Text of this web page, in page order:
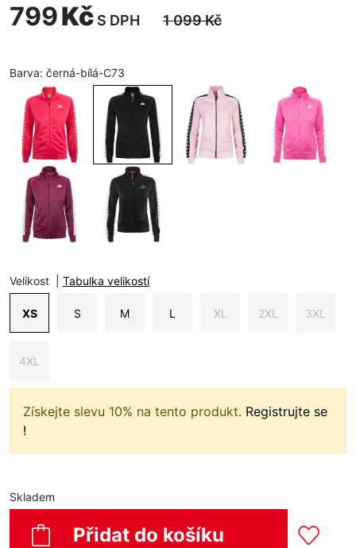
799Kč S DPH 1 099Kč
Barva: černá-bílá-C73
Velikost Tabulka velikostí
XS S M L XL 2XL 3XL
4XL
Získejte slevu 10% na tento produkt. Registrujte se
!
Skladem
Přidat do košíku